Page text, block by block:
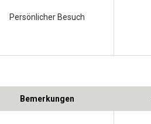
Persönlicher Besuch
Bemerkungen